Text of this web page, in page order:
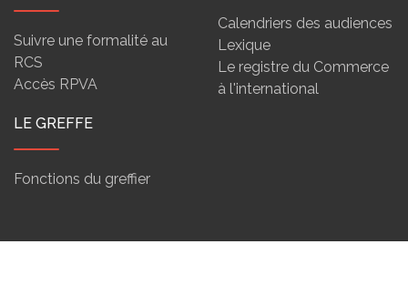
Suivre une formalité au
RCS
Accès RPVA
Calendriers des audiences
Lexique
Le registre du Commerce
à l'international
LE GREFFE
Fonctions du greffier